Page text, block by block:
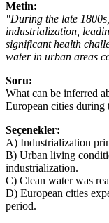
Metin:
"During the late
industrialization,
significant health
water in urban areas
Soru:
What can be inferred
European cities during
Seçenekler:
A) Industrialization
B) Urban living
industrialization.
C) Clean water was
D) European cities
period.